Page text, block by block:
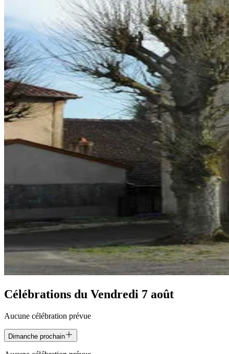
Célébrations du Vendredi 7 août
Aucune célébration prévue
Dimanche prochain